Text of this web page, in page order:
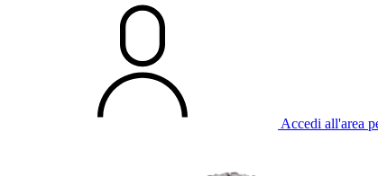
Accedi all'area